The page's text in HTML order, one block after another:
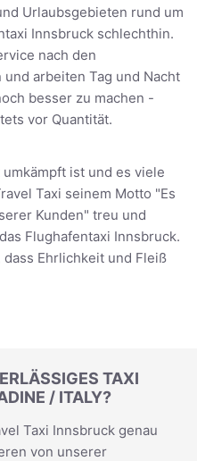
Urlaubsgebieten rund um
Innsbruck schlechthin.
nach den
arbeiten Tag und Nacht
besser zu machen -
vor Quantität.
ist und es viele
Taxi seinem Motto "Es
Kunden" treu und
Flughafentaxi Innsbruck.
Ehrlichkeit und Fleiß
TAXI
/ ITALY?
Taxi Innsbruck genau
von unserer